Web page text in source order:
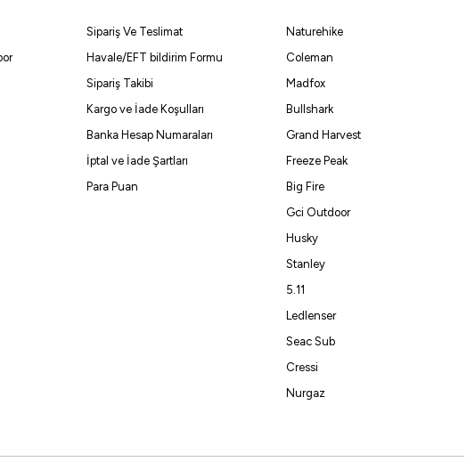
Fujin
Fujin Ajime Braid 4x İp
325,60 ₺
Havale ile 309,32 ₺
Sipariş Ve Teslimat
Havale/EFT bildirim Formu
Sipariş Takibi
Kargo ve İade Koşulları
Banka Hesap Numaraları
İptal ve İade Şartları
Para Puan
Naturehike
Coleman
Madfox
Bullshark
Grand Harvest
Freeze Peak
Big Fire
Gci Outdoor
Husky
Stanley
5.11
Ledlenser
Seac Sub
Cressi
Nurgaz